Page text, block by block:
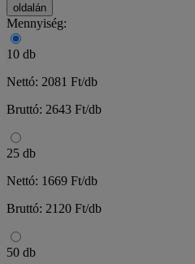
oldalán
Mennyiség:
10 db
Nettó: 2081 Ft/db
Bruttó: 2643 Ft/db
25 db
Nettó: 1669 Ft/db
Bruttó: 2120 Ft/db
50 db